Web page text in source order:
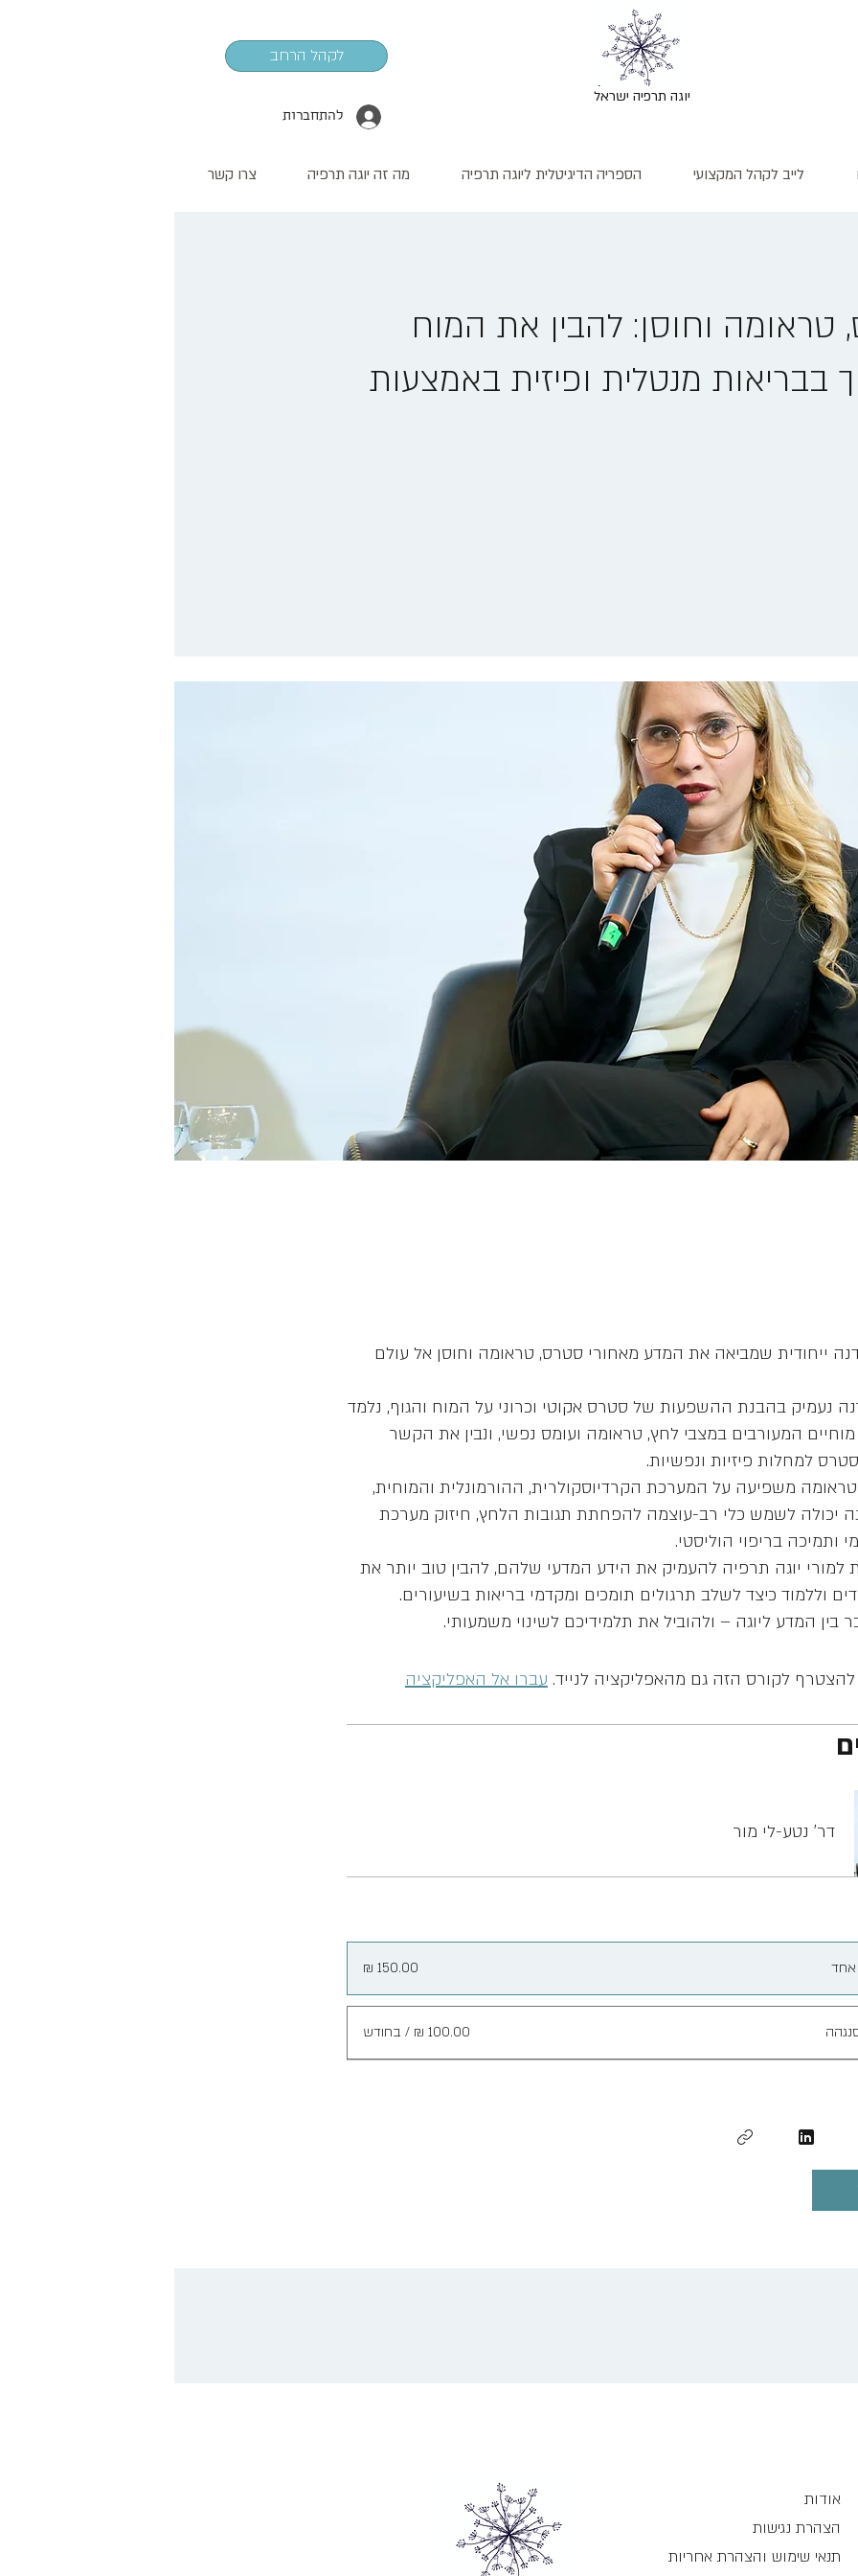
לקהל הרחב
להתחברות
יוגה תרפיה ישראל
לייב לקהל המקצועי הספריה הדיגיטלית ליוגה תרפיה מה זה יוגה תרפיה צרו קשר
טראומה וחוסן: להבין את המוח
בבריאות מנטלית ופיזית באמצעות
ייחודית שמביאה את המדע מאחורי סטרס, טראומה וחוסן אל עולם
נעמיק בהבנת ההשפעות של סטרס אקוטי וכרוני על המוח והגוף, נלמד
מוחיים המעורבים במצבי לחץ, טראומה ועומס נפשי, ונבין את הקשר
טראומה משפיעה על המערכת הקרדיוסקולרית, ההורמונלית והמוחית,
יכולה לשמש כלי רב-עוצמה להפחתת תגובות הלחץ, חיזוק מערכת
למורי יוגה תרפיה להעמיק את הידע המדעי שלהם, להבין טוב יותר את
בין המדע ליוגה – ולהוביל את תלמידיכם לשינוי משמעותי.
להצטרף לקורס הזה גם מהאפליקציה לנייד. עברו אל האפליקציה
דר' נטע-לי מור
אחד
אודות
הצהרת נגישות
תנאי שימוש והצהרת אחריות